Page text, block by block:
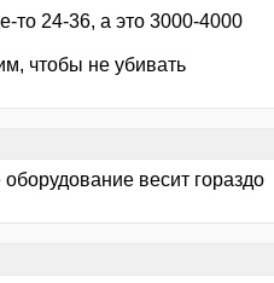
то 24-36, а это 3000-4000
чтобы не убивать
весит гораздо